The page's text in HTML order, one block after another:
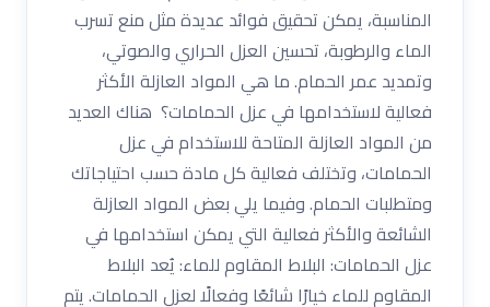
المناسبة، يمكن تحقيق فوائد عديدة مثل منع تسرب
الماء والرطوبة، تحسين العزل الحراري والصوتي،
وتمديد عمر الحمام. ما هي المواد العازلة الأكثر
فعالية لاستخدامها في عزل الحمامات؟ هناك العديد
من المواد العازلة المتاحة للاستخدام في عزل
الحمامات، وتختلف فعالية كل مادة حسب احتياجاتك
ومتطلبات الحمام. وفيما يلي بعض المواد العازلة
الشائعة والأكثر فعالية التي يمكن استخدامها في
عزل الحمامات: البلاط المقاوم للماء: يُعد البلاط
المقاوم للماء خيارًا شائعًا وفعالًا لعزل الحمامات. يتم